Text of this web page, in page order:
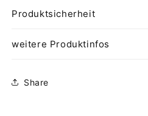
Produktsicherheit
weitere Produktinfos
Share